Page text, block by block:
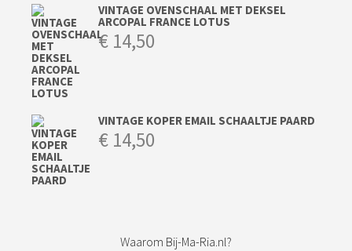
VINTAGE OVENSCHAAL MET DEKSEL
ARCOPAL FRANCE LOTUS
€ 14,50
VINTAGE KOPER EMAIL SCHAALTJE PAARD
€ 14,50
Waarom Bij-Ma-Ria.nl?